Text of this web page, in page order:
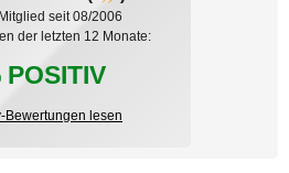
seit 08/2006
der letzten 12 Monate:
POSITIV
Bewertungen lesen